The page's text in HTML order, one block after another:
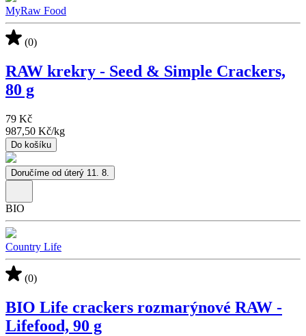
MyRaw Food
(0)
RAW krekry - Seed & Simple Crackers,
80 g
79 Kč
987,50 Kč/kg
Do košíku
Doručíme od úterý 11. 8.
BIO
Country Life
(0)
BIO Life crackers rozmarýnové RAW -
Lifefood, 90 g